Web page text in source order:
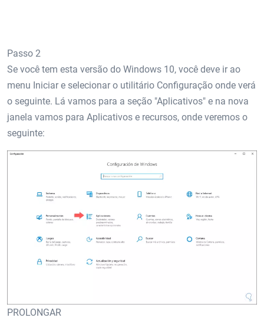
Passo 2
Se você tem esta versão do Windows 10, você deve ir ao
menu Iniciar e selecionar o utilitário Configuração onde verá
o seguinte. Lá vamos para a seção "Aplicativos" e na nova
janela vamos para Aplicativos e recursos, onde veremos o
seguinte:
PROLONGAR